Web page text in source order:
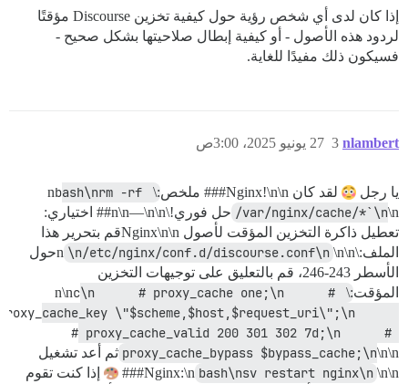
إذا كان لدى أي شخص رؤية حول كيفية تخزين Discourse مؤقتًا
لردود هذه الأصول - أو كيفية إبطال صلاحيتها بشكل صحيح -
فسيكون ذلك مفيدًا للغاية.
nlambert 27 يونيو 2025، 3:00ص 3
يا رجل لقد كان Nginx!\n\n### ملخص:\n
bash\nrm -rf
/var/nginx/cache/*`\n
\nحل فوري!\n\n—\n\n## اختياري:
تعطيل ذاكرة التخزين المؤقت لأصول Nginx\n\nقم بتحرير هذا
الملف:\n
\n/etc/nginx/conf.d/discourse.conf\n
\n\nحول
الأسطر 243-246، قم بالتعليق على توجيهات التخزين
المؤقت:\n\n
c\n      # proxy_cache one;\n      #
\"$scheme,$host,$request_uri\";\n
# proxy_cache_valid 200 301 302 7d;\n      #
proxy_cache_bypass $bypass_cache;\n \n\nثم أعد تشغيل
Nginx:\n bash\nsv restart nginx\n \n\n###
إذا كنت تقوم